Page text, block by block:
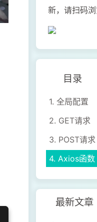
新，请扫码
目录
1. 全局配置
2. GET请求
3. POST请求
4. Axios函数
最新文章